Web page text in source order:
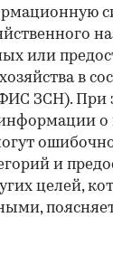
или
‎в
ЗСН). При
о
и
целей,